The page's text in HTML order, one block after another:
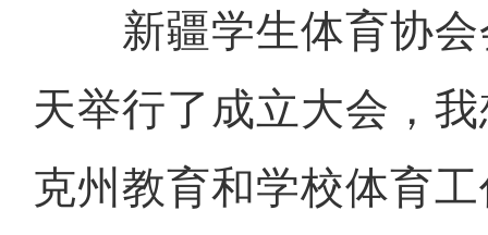
新疆学生体育协会
天举行了成立大会，
克州教育和学校体育